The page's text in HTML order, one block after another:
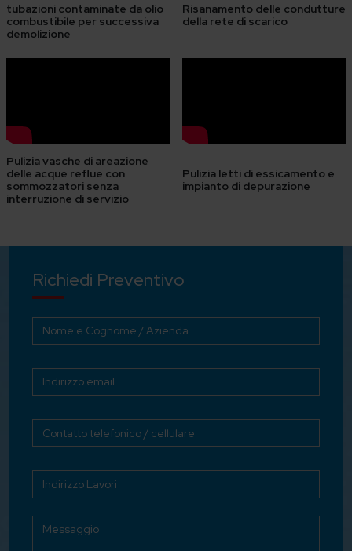
tubazioni contaminate da olio
combustibile per successiva
demolizione
Risanamento delle condutture
della rete di scarico
Pulizia vasche di areazione
delle acque reflue con
sommozzatori senza
interruzione di servizio
Pulizia letti di essicamento e
impianto di depurazione
Richiedi Preventivo